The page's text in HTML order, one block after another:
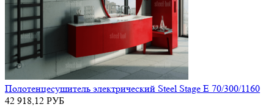
Полотенцесушитель электрический Steel Stage E 70/300/1160
42 918,12 РУБ